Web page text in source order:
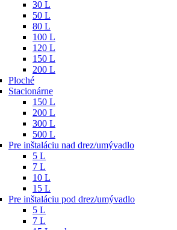
30 L
50 L
80 L
100 L
120 L
150 L
200 L
Ploché
Stacionárne
150 L
200 L
300 L
500 L
Pre inštaláciu nad drez/umývadlo
5 L
7 L
10 L
15 L
Pre inštaláciu pod drez/umývadlo
5 L
7 L